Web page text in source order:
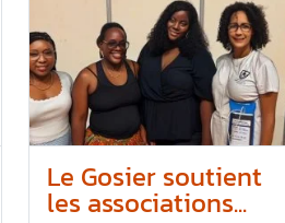
Le Gosier soutient
les associations...